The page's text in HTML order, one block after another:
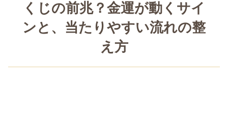
くじの前兆？金運が動くサイ
ンと、当たりやすい流れの整
え方